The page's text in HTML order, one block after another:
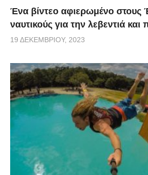
Ένα βίντεο αφιερωμένο στους
ναυτικούς για την λεβεντιά
19 ΔΕΚΕΜΒΡΊΟΥ, 2023